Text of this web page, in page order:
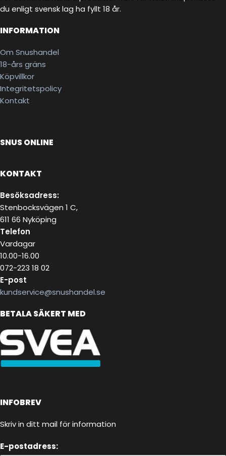
du enligt svensk lag ha fyllt 18 år.
INFORMATION
Om Snushandel
18-års gräns
Köpvillkor
Integritetspolicy
Kontakt
SNUS ONLINE
KONTAKT
Besöksadress:
Stenbocksvägen 1 C,
611 66 Nyköping
Telefon
Vardagar
10.00-16.00
072-223 18 02
E-post
kundservice@snushandel.se
BETALA SÄKERT MED
INFOBREV
Skriv in ditt mail för information
E-postadress: